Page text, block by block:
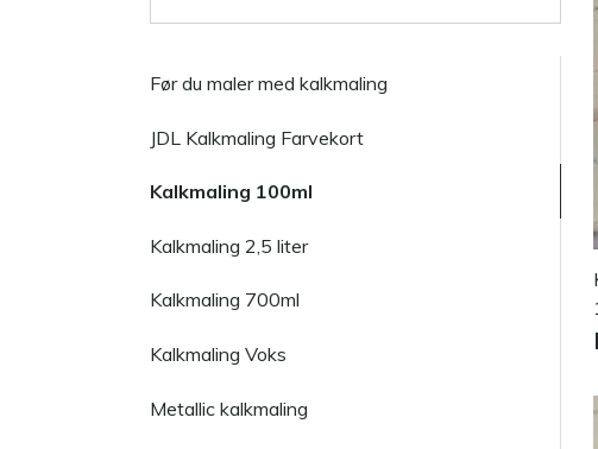
Før du maler med kalkmaling
JDL Kalkmaling Farvekort
Kalkmaling 100ml
Kalkmaling 2,5 liter
Kalkmaling 700ml
Kalkmaling Voks
Metallic kalkmaling